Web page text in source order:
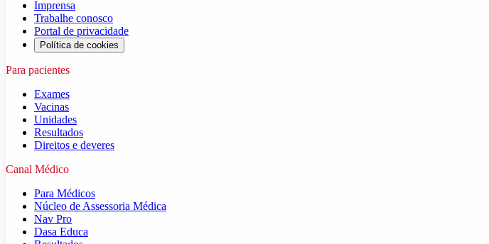
Imprensa
Trabalhe conosco
Portal de privacidade
Política de cookies
Para pacientes
Exames
Vacinas
Unidades
Resultados
Direitos e deveres
Canal Médico
Para Médicos
Núcleo de Assessoria Médica
Nav Pro
Dasa Educa